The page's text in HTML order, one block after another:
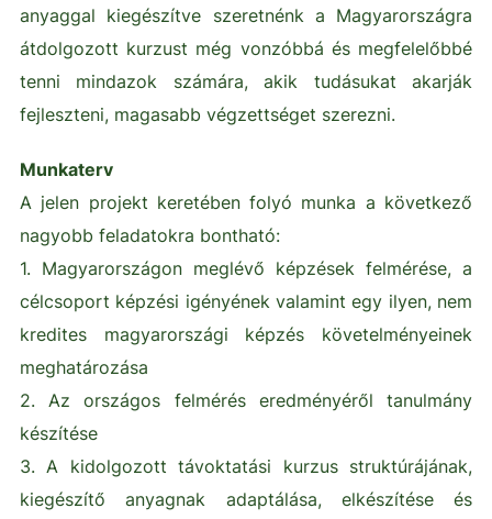
anyaggal kiegészítve szeretnénk a Magyarországra
átdolgozott kurzust még vonzóbbá és megfelelőbbé
tenni mindazok számára, akik tudásukat akarják
fejleszteni, magasabb végzettséget szerezni.
Munkaterv
A jelen projekt keretében folyó munka a következő
nagyobb feladatokra bontható:
1. Magyarországon meglévő képzések felmérése, a
célcsoport képzési igényének valamint egy ilyen, nem
kredites magyarországi képzés követelményeinek
meghatározása
2. Az országos felmérés eredményéről tanulmány
készítése
3. A kidolgozott távoktatási kurzus struktúrájának,
kiegészítő anyagnak adaptálása, elkészítése és